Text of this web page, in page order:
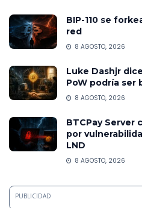
BIP-110 se
red
8 AGOSTO, 2026
Luke Dashjr
PoW podría ser
8 AGOSTO, 2026
BTCPay Server
por
LND
8 AGOSTO, 2026
PUBLICIDAD